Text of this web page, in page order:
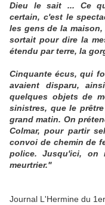
Dieu le sait ... Ce
certain, c'est le
les gens de la
sortait pour dire la
étendu par terre, la
Cinquante écus, qui
avaient disparu,
quelques objets de
sinistres, que le
grand matin. On
Colmar, pour partir
convoi de chemin de
police. Jusqu'ici, on
meurtrier."
Journal L'Hermine du